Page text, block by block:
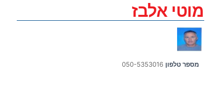
מוטי אלבז
מספר טלפון 050-5353016